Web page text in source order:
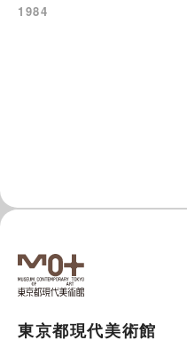
1984
東京都現代美術館